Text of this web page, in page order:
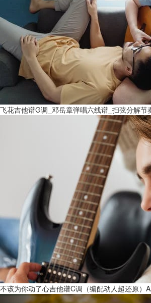
飞花吉他谱G调_邓岳章弹唱六线谱_扫弦分解节
不该为你动了心吉他谱C调（编配动人超还原）